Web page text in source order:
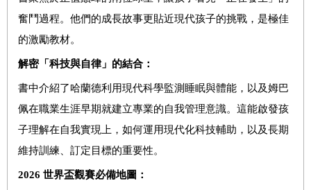
奮鬥過程。他們的成長故事更貼近現代孩子的挑戰，是極佳
的激勵教材。
解密「科技與自律」的結合：
書中介紹了哈蘭德利用現代科學監測睡眠與體能，以及姆巴
佩在職業生涯早期就建立專業的自我管理意識。這能啟發孩
子理解在自我實現上，如何運用現代化科技輔助，以及長期
維持訓練、訂定目標的重要性。
2026 世界盃觀賽必備地圖：